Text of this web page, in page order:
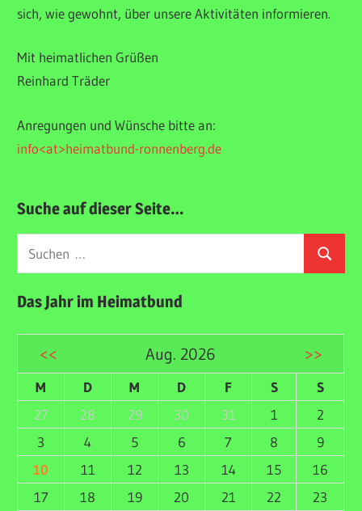
sich, wie gewohnt, über unsere Aktivitäten informieren.
Mit heimatlichen Grüßen
Reinhard Träder
Anregungen und Wünsche bitte an:
info<at>heimatbund-ronnenberg.de
Suche auf dieser Seite…
Suchen
nach:
Suchen
Das Jahr im Heimatbund
<< Aug. 2026 >>
M D M D F S
S
27
28 29 30 31 1
2
3
4 5 6 7 8
9
10
11 12 13 14 15
16
17
18 19 20 21 22
23